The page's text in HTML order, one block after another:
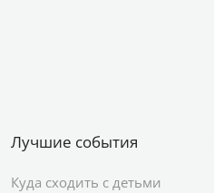
Лучшие события
Куда сходить с детьми